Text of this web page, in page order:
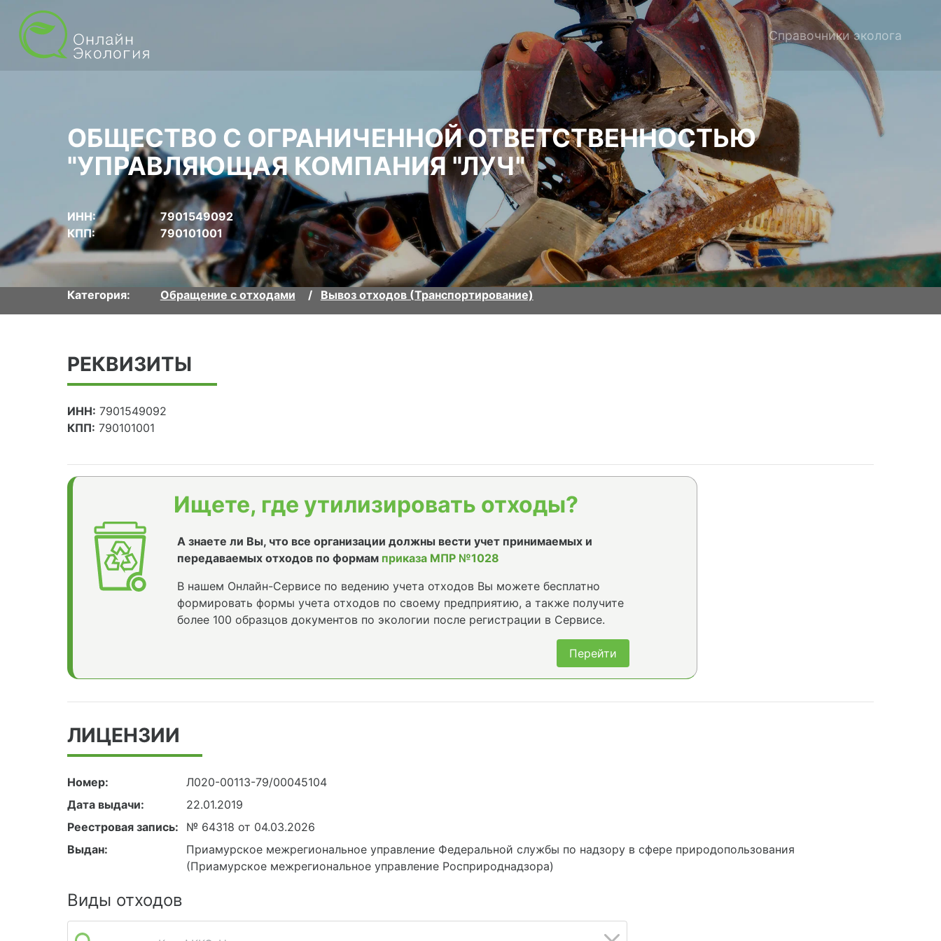
Справочники эколога
ОБЩЕСТВО С ОГРАНИЧЕННОЙ ОТВЕТСТВЕННОСТЬЮ
"УПРАВЛЯЮЩАЯ КОМПАНИЯ "ЛУЧ"
ИНН:
7901549092
КПП:
790101001
Категория: Обращение с отходами Вывоз отходов (Транспортирование)
РЕКВИЗИТЫ
ИНН: 7901549092
КПП: 790101001
Ищете, где утилизировать отходы?
А знаете ли Вы, что все организации должны вести учет принимаемых и
передаваемых отходов по формам приказа МПР №1028
В нашем Онлайн-Сервисе по ведению учета отходов Вы можете бесплатно
формировать формы учета отходов по своему предприятию, а также получите
более 100 образцов документов по экологии после регистрации в Сервисе.
Перейти
ЛИЦЕНЗИИ
Номер:
Л020-00113-79/00045104
Дата выдачи:
22.01.2019
Реестровая запись:
№ 64318 от 04.03.2026
Выдан:
Приамурское межрегиональное управление Федеральной службы по надзору в сфере природопользования
(Приамурское межрегиональное управление Росприроднадзора)
Виды отходов